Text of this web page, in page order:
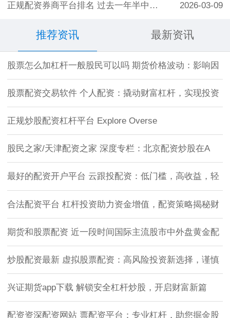
正规配资券商平台排名 过去一年半中国资本 2026-03-09
推荐资讯 最新资讯
股票怎么加杠杆一般股民可以吗 期货价格波动：影响因
股票配资交易软件 个人配资：撬动财富杠杆，实现投资
正规炒股配资杠杆平台 Explore Overse
股民之家/天津配资之家 深度专栏：北京配资炒股在A
最好的配资开户平台 云跟投配资：低门槛，高收益，轻
合法配资平台 杠杆投资助力资金增值，配资策略揭秘财
期货和股票配资 近一段时间国际主流股市中外盘黄金配
炒股配资最新 虚拟股票配资：高风险投资新选择，谨慎
兴证期货app下载 解锁安全杠杆炒股，开启财富新篇
配资资深配资网站 票配资平台：专业杠杆，助您掘金股